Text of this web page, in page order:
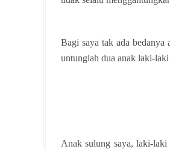
Bagi saya tak ada bedanya
untunglah dua anak laki-
Anak sulung saya, laki-laki